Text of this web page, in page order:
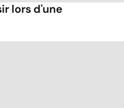
lors d'une